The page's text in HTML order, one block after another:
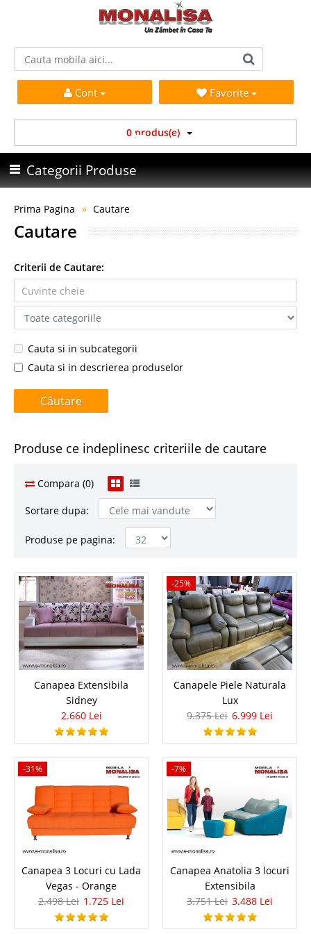
Cont Favorite
0 produs(e)
Categorii Produse
Prima Pagina Cautare
Cautare
Criterii de Cautare:
Cauta si in subcategorii
Cauta si in descrierea produselor
Produse ce indeplinesc criteriile de cautare
Compara (0)
Sortare dupa:
Produse pe pagina:
Canapea Extensibila Sidney
Canapele Extensibile de Calitate - Sidney Seria de canapele si fotolii
prezentata este compusa din canapea extensibila 3 locuri, canapea
extensibila 2 locuri si fotoliu. Sidney este o canapea vesela, este o gama
Compara
Pret 2.660 Lei
Stoc Epuizat - Indisponibil
Adauga la Favorite
-25%
Canapea Extensibila
Sidney
2.660 Lei
-25%
Canapele Piele Naturala
Lux
9.375 Lei 6.999 Lei
-31%
Canapea 3 Locuri cu Lada
Vegas - Orange
2.498 Lei 1.725 Lei
-7%
Canapea Anatolia 3 locuri
Extensibila
3.751 Lei 3.488 Lei